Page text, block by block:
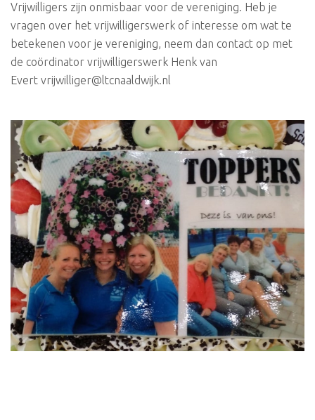
Vrijwilligers zijn onmisbaar voor de vereniging. Heb je
vragen over het vrijwilligerswerk of interesse om wat te
betekenen voor je vereniging, neem dan contact op met
de coördinator vrijwilligerswerk Henk van
Evert vrijwilliger@ltcnaaldwijk.nl